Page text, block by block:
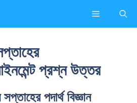
Menu
প্রশ্ন উত্তর
পদার্থ বিজ্ঞান